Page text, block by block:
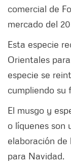
comercial de
mercado del
Esta especie
Orientales
especie se
cumpliendo su
El musgo y
o líquenes son
elaboración de
para Navidad.